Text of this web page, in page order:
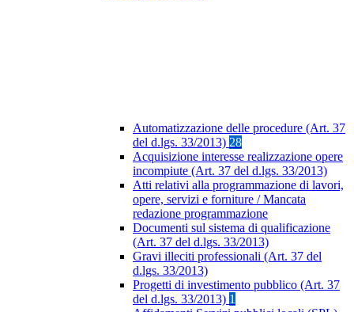
Automatizzazione delle procedure (Art. 37
del d.lgs. 33/2013) 28
Acquisizione interesse realizzazione opere
incompiute (Art. 37 del d.lgs. 33/2013)
Atti relativi alla programmazione di lavori,
opere, servizi e forniture / Mancata
redazione programmazione
Documenti sul sistema di qualificazione
(Art. 37 del d.lgs. 33/2013)
Gravi illeciti professionali (Art. 37 del
d.lgs. 33/2013)
Progetti di investimento pubblico (Art. 37
del d.lgs. 33/2013) 1